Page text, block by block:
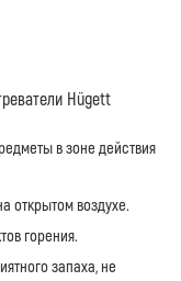
Hügett
в зоне действия
открытом воздухе.
горения.
запаха, не